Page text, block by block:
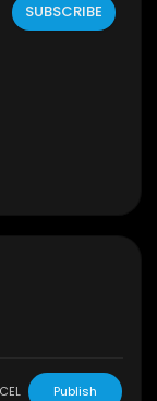
SUBSCRIBE
Publish